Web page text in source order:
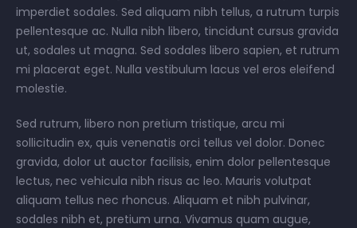
imperdiet sodales. Sed aliquam nibh tellus, a rutrum turpis
pellentesque ac. Nulla nibh libero, tincidunt cursus gravida
ut, sodales ut magna. Sed sodales libero sapien, et rutrum
mi placerat eget. Nulla vestibulum lacus vel eros eleifend
molestie.
Sed rutrum, libero non pretium tristique, arcu mi
sollicitudin ex, quis venenatis orci tellus vel dolor. Donec
gravida, dolor ut auctor facilisis, enim dolor pellentesque
lectus, nec vehicula nibh risus ac leo. Mauris volutpat
aliquam tellus nec rhoncus. Aliquam et nibh pulvinar,
sodales nibh et, pretium urna. Vivamus quam augue,